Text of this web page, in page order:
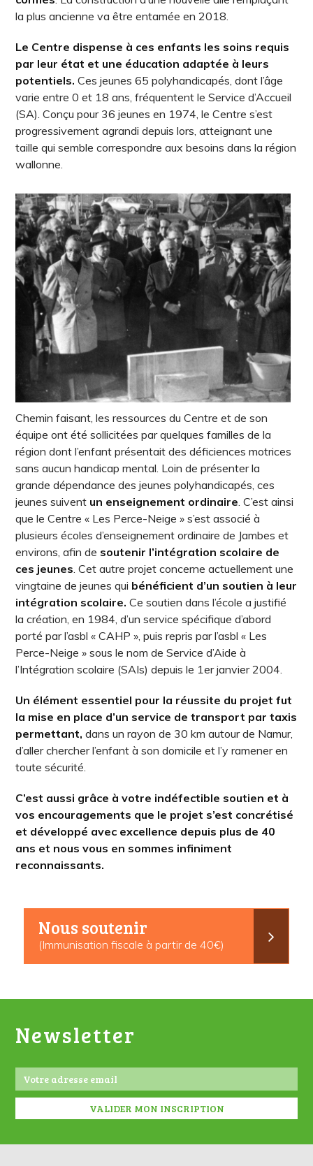
la plus ancienne va être entamée en 2018.
Le Centre dispense à ces enfants les soins requis
par leur état et une éducation adaptée à leurs
potentiels. Ces jeunes 65 polyhandicapés, dont l’âge
varie entre 0 et 18 ans, fréquentent le Service d’Accueil
(SA). Conçu pour 36 jeunes en 1974, le Centre s’est
progressivement agrandi depuis lors, atteignant une
taille qui semble correspondre aux besoins dans la région
wallonne.
Chemin faisant, les ressources du Centre et de son
équipe ont été sollicitées par quelques familles de la
région dont l’enfant présentait des déficiences motrices
sans aucun handicap mental. Loin de présenter la
grande dépendance des jeunes polyhandicapés, ces
jeunes suivent un enseignement ordinaire . C’est ainsi
que le Centre « Les Perce-Neige » s’est associé à
plusieurs écoles d’enseignement ordinaire de Jambes et
environs, afin de soutenir l’intégration scolaire de
ces jeunes . Cet autre projet concerne actuellement une
vingtaine de jeunes qui bénéficient d’un soutien à leur
intégration scolaire. Ce soutien dans l’école a justifié
la création, en 1984, d’un service spécifique d’abord
porté par l’asbl « CAHP », puis repris par l’asbl « Les
Perce-Neige » sous le nom de Service d’Aide à
l’Intégration scolaire (SAIs) depuis le 1er janvier 2004.
Un élément essentiel pour la réussite du projet fut
la mise en place d’un service de transport par taxis
permettant, dans un rayon de 30 km autour de Namur,
d’aller chercher l’enfant à son domicile et l’y ramener en
toute sécurité.
C’est aussi grâce à votre indéfectible soutien et à
vos encouragements que le projet s’est concrétisé
et développé avec excellence depuis plus de 40
ans et nous vous en sommes infiniment
reconnaissants.
Nous soutenir
(Immunisation fiscale à partir de 40€)
Newsletter